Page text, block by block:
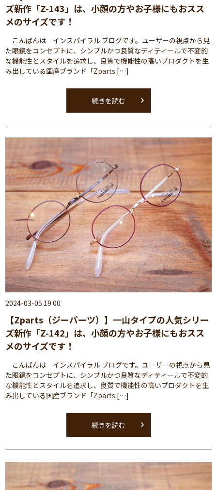
ズ新作「Z-143」は、小顔の方やお子様にもおスス
メのサイズです！
こんばんは インスパイラル ブログです。ユーザーの視点から見
た眼鏡をコンセプトに、シンプルかつ良質なディティールで不変的
な機能性とスタイルを追求し、良質で機能性の高いプロダクトを生
み出している国産ブランド「Zparts […]
続きを読む
2024-03-05 19:00
【Zparts（ジーパーツ）】一山タイプの人気シリー
ズ新作「Z-142」は、小顔の方やお子様にもおスス
メのサイズです！
こんばんは インスパイラル ブログです。ユーザーの視点から見
た眼鏡をコンセプトに、シンプルかつ良質なディティールで不変的
な機能性とスタイルを追求し、良質で機能性の高いプロダクトを生
み出している国産ブランド「Zparts […]
続きを読む